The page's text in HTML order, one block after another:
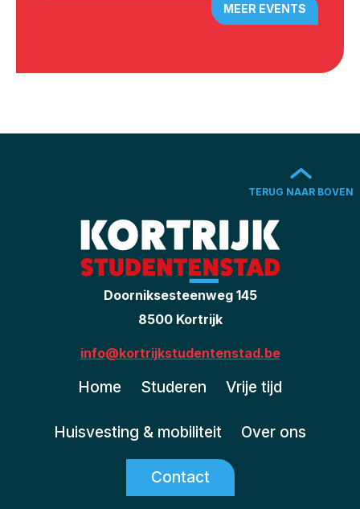
MEER EVENTS
TERUG NAAR BOVEN
Doorniksesteenweg 145
8500 Kortrijk
info@kortrijkstudentenstad.be
Home Studeren Vrije tijd
Huisvesting & mobiliteit Over ons
Contact